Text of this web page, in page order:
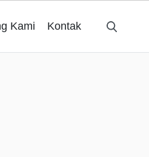
Kami Kontak